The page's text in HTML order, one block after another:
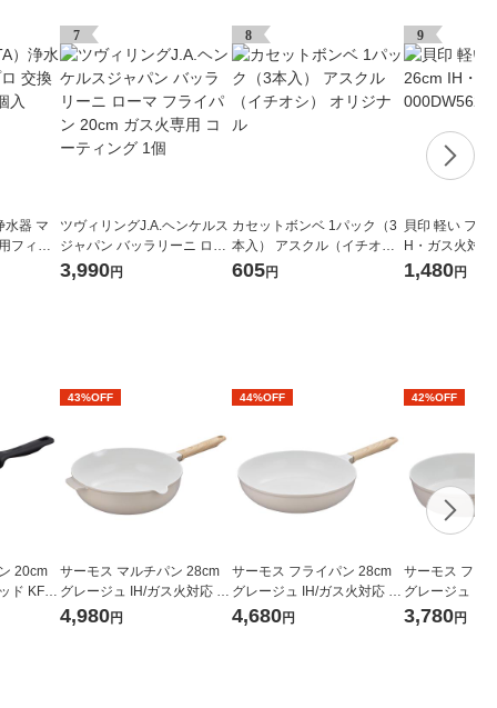
水器 マ
フィル
7
ツヴィリングJ.A.ヘンケルス
ジャパン バッラリーニ ロー
マ フライパン 20cm ガス火
専用 コーティング 1個
3,990円
8
カセットボンベ 1パック（3
本入） アスクル（イチオ
シ） オリジナル
605円
9
貝印 軽い フラ
H・ガス火対
1個
1,480円
20cm
ド KFM-
43%OFF
サーモス マルチパン 28cm
グレージュ IH/ガス火対応 K
FOー028W GG1個 深型設計
軽量 フッ素化合物不使用
4,980円
44%OFF
サーモス フライパン 28cm
グレージュ IH/ガス火対応 K
FO-028 GG 1個 深型設計 軽
量 フッ素化合物不使用
4,680円
42%OFF
サーモス フラ
グレージュ IH/
FO-020 GG 1
量 フッ素化合
3,780円